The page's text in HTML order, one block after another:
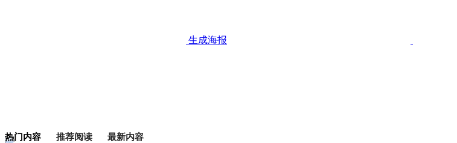
生成海报
热门内容 推荐阅读 最新内容